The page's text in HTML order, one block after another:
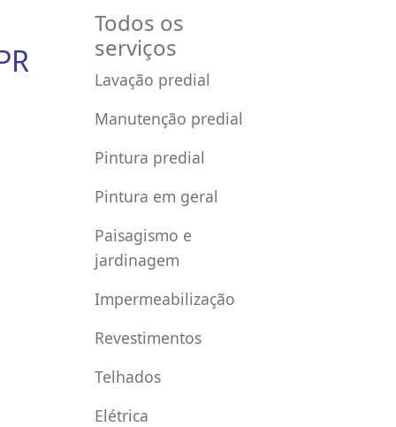
Todos os
serviços
Lavação predial
Manutenção predial
Pintura predial
Pintura em geral
Paisagismo e
jardinagem
Impermeabilização
Revestimentos
Telhados
Elétrica